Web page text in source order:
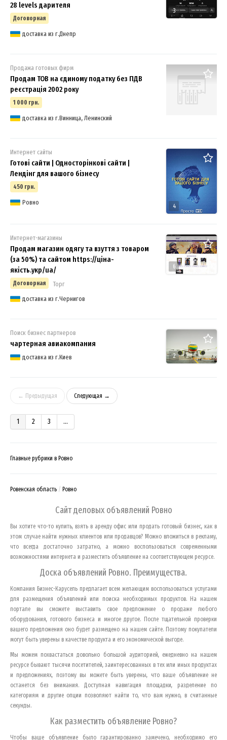
3
28 levels дарителя
Договорная
доставка из г.Днепр
Продажа готовых фирм
Продам ТОВ на єдиному податку без ПДВ
реєстрація 2002 року
1 000 грн.
доставка из г.Винница, Ленинский
4
Интернет сайты
Готові сайти | Односторінкові сайти |
Лендінг для вашого бізнесу
450 грн.
Ровно
6
Интернет-магазины
Продам магазин одягу та взуття з товаром
(за 50%) та сайтом https://ціна-
якість.укр/ua/
Договорная
Торг
доставка из г.Чернигов
2
Поиск бизнес партнеров
чартерная авиакомпания
доставка из г.Киев
← Предыдущая Следующая →
1 2 3 ...
Главные рубрики в Ровно
Ровенская область Ровно
Сайт деловых объявлений Ровно
Вы хотите что-то купить, взять в аренду офис или продать готовый бизнес, как в
этом случае найти нужных клиентов или продавцов? Можно вложиться в рекламу,
что всегда достаточно затратно, а можно воспользоваться современными
возможностями интернета и разместить объявление на соответствующем ресурсе.
Доска объявлений Ровно. Преимущества.
Компания Бизнес-Карусель предлагает всем желающим воспользоваться услугами
для размещения объявлений или поиска необходимых продуктов. На нашем
портале вы сможете выставить свое предложение о продаже любого
оборудования, готового бизнеса и многое другое. После тщательной проверки
вашего предложения оно будет размещено на нашем сайте. Поэтому покупатели
могут быть уверены в качестве продукта и его экономической выгоде.
Мы можем похвастаться довольно большой аудиторией, ежедневно на нашем
ресурсе бывают тысячи посетителей, заинтересованных в тех или иных продуктах
и предложениях, поэтому вы можете быть уверены, что ваше объявление не
останется без внимания. Доступная навигация площадки, разделение по
категориям и другие опции позволяют найти то, что вам нужно, в считанные
секунды.
Как разместить объявление Ровно?
Чтобы ваше объявление было гарантированно замечено, необходимо его